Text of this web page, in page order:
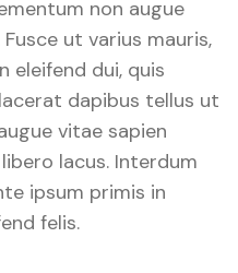
non augue
ut varius mauris,
eleifend dui, quis
dapibus tellus ut
vitae sapien
lacus. Interdum
ipsum primis in
felis.